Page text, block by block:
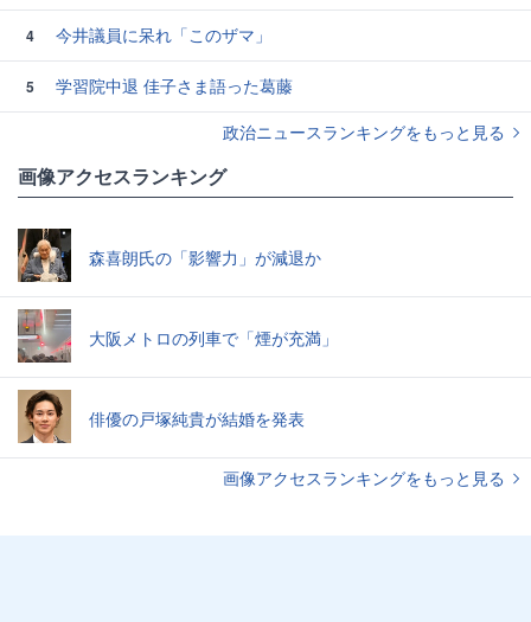
4 今井議員に呆れ「このザマ」
5
学習院中退 佳子さま語った葛藤
政治ニュースランキングをもっと見る
画像アクセスランキング
森喜朗氏の「影響力」が減退か
大阪メトロの列車で「煙が充満」
俳優の戸塚純貴が結婚を発表
画像アクセスランキングをもっと見る